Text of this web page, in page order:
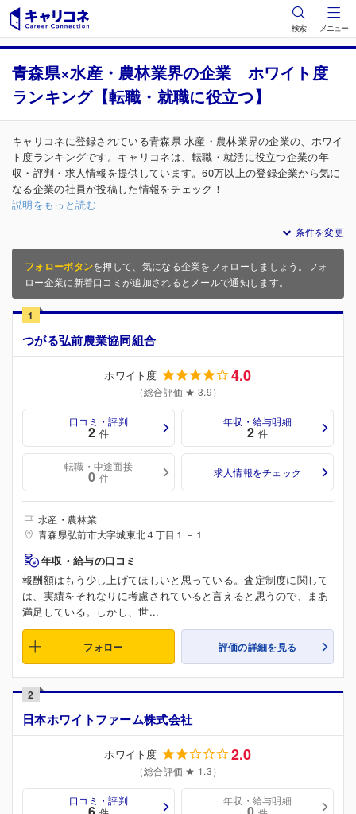
検索 メニュー
青森県×水産・農林業界の企業 ホワイト度
ランキング【転職・就職に役立つ】
キャリコネに登録されている青森県 水産・農林業界の企業の、ホワイ
ト度ランキングです。キャリコネは、転職・就活に役立つ企業の年
収・評判・求人情報を提供しています。60万以上の登録企業から気に
なる企業の社員が投稿した情報をチェック！
説明をもっと読む
条件を変更
フォローボタンを押して、気になる企業をフォローしましょう。フォ
ロー企業に新着口コミが追加されるとメールで通知します。
1
つがる弘前農業協同組合
ホワイト度 4.0
（総合評価 ★ 3.9）
口コミ・評判
2 件
年収・給与明細
2 件
転職・中途面接
0 件 求人情報をチェック
水産・農林業
青森県弘前市大字城東北４丁目１－１
年収・給与の口コミ
報酬額はもう少し上げてほしいと思っている。査定制度に関して
は、実績をそれなりに考慮されていると言えると思うので、まあ
満足している。しかし、世...
フォロー 評価の詳細を見る
2
日本ホワイトファーム株式会社
ホワイト度 2.0
（総合評価 ★ 1.3）
口コミ・評判 年収・給与明細